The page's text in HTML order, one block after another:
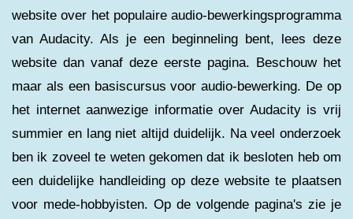
website over het populaire audio-bewerkingsprogramma
van Audacity. Als je een beginneling bent, lees deze
website dan vanaf deze eerste pagina. Beschouw het
maar als een basiscursus voor audio-bewerking. De op
het internet aanwezige informatie over Audacity is vrij
summier en lang niet altijd duidelijk. Na veel onderzoek
ben ik zoveel te weten gekomen dat ik besloten heb om
een duidelijke handleiding op deze website te plaatsen
voor mede-hobbyisten. Op de volgende pagina's zie je